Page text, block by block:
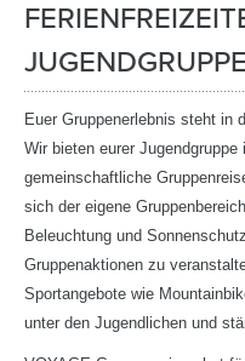
Euer Gruppenerlebnis steht in
Wir bieten eurer
gemeinschaftliche
sich der eigene
Beleuchtung und
Gruppenaktionen zu
Sportangebote wie
unter den Jugendlichen und